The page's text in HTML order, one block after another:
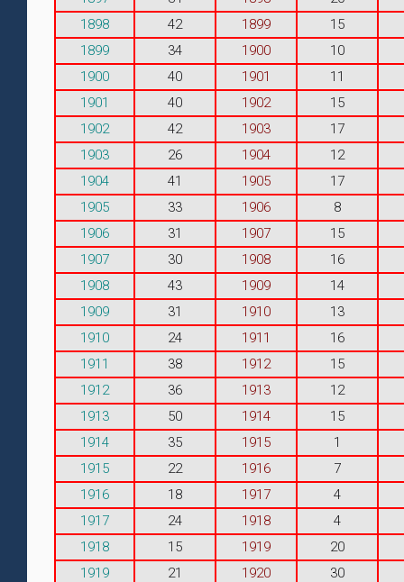
1898
42 1899
15
1899
34 1900
10
1900
40 1901
11
1901
40 1902
15
1902
42 1903
17
1903
26 1904
12
1904
41 1905
17
1905
33 1906
8
1906
31 1907
15
1907
30 1908
16
1908
43 1909
14
1909
31 1910
13
1910
24 1911
16
1911
38 1912
15
1912
36 1913
12
1913
50 1914
15
1914
35 1915
1
1915
22 1916
7
1916
18 1917
4
1917
24 1918
4
1918
15 1919
20
1919
21 1920
30